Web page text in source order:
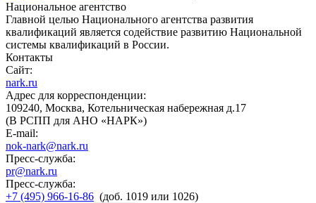
Национальное агентство
Главной целью Национального агентства развития
квалификаций является содействие развитию Национальной
системы квалификаций в России.
Контакты
Сайт:
nark.ru
Адрес для корреспонденции:
109240, Москва, Котельническая набережная д.17
(В РСПП для АНО «НАРК»)
E-mail:
nok-nark@nark.ru
Пресс-служба:
pr@nark.ru
Пресс-служба:
+7 (495) 966-16-86 (доб. 1019 или 1026)